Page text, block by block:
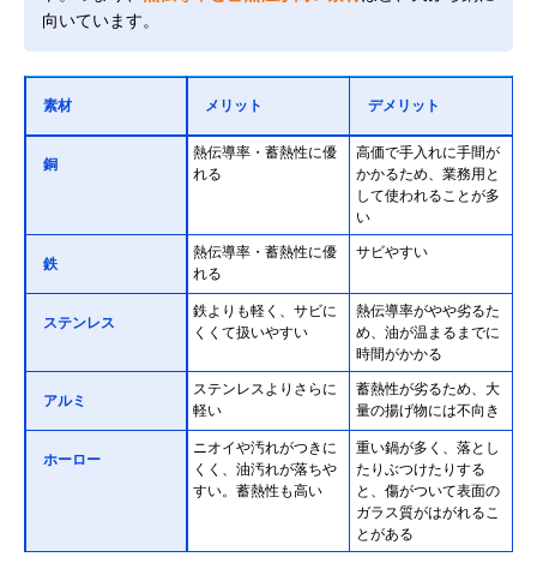
向いています。
素材 メリット デメリット
銅
熱伝導率・蓄熱性に優
れる
高価で手入れに手間が
かかるため、業務用と
して使われることが多
い
鉄
熱伝導率・蓄熱性に優
れる
サビやすい
ステンレス
鉄よりも軽く、サビに
くくて扱いやすい
熱伝導率がやや劣るた
め、油が温まるまでに
時間がかかる
アルミ
ステンレスよりさらに
軽い
蓄熱性が劣るため、大
量の揚げ物には不向き
ホーロー
ニオイや汚れがつきに
くく、油汚れが落ちや
すい。蓄熱性も高い
重い鍋が多く、落とし
たりぶつけたりする
と、傷がついて表面の
ガラス質がはがれるこ
とがある